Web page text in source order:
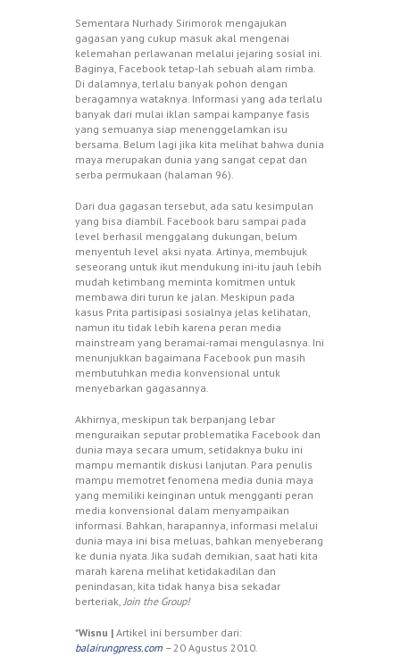
Sementara Nurhady Sirimorok mengajukan
gagasan yang cukup masuk akal mengenai
kelemahan perlawanan melalui jejaring sosial ini.
Baginya, Facebook tetap-lah sebuah alam rimba.
Di dalamnya, terlalu banyak pohon dengan
beragamnya wataknya. Informasi yang ada terlalu
banyak dari mulai iklan sampai kampanye fasis
yang semuanya siap menenggelamkan isu
bersama. Belum lagi jika kita melihat bahwa dunia
maya merupakan dunia yang sangat cepat dan
serba permukaan (halaman 96).
Dari dua gagasan tersebut, ada satu kesimpulan
yang bisa diambil. Facebook baru sampai pada
level berhasil menggalang dukungan, belum
menyentuh level aksi nyata. Artinya, membujuk
seseorang untuk ikut mendukung ini-itu jauh lebih
mudah ketimbang meminta komitmen untuk
membawa diri turun ke jalan. Meskipun pada
kasus Prita partisipasi sosialnya jelas kelihatan,
namun itu tidak lebih karena peran media
mainstream yang beramai-ramai mengulasnya. Ini
menunjukkan bagaimana Facebook pun masih
membutuhkan media konvensional untuk
menyebarkan gagasannya.
Akhirnya, meskipun tak berpanjang lebar
menguraikan seputar problematika Facebook dan
dunia maya secara umum, setidaknya buku ini
mampu memantik diskusi lanjutan. Para penulis
mampu memotret fenomena media dunia maya
yang memiliki keinginan untuk mengganti peran
media konvensional dalam menyampaikan
informasi. Bahkan, harapannya, informasi melalui
dunia maya ini bisa meluas, bahkan menyeberang
ke dunia nyata. Jika sudah demikian, saat hati kita
marah karena melihat ketidakadilan dan
penindasan, kita tidak hanya bisa sekadar
berteriak,Join the Group!
*Wisnu | Artikel ini bersumber dari:
balairungpress.com –20 Agustus 2010.